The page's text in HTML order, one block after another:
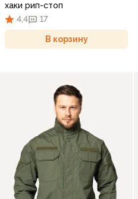
хаки рип-стоп
4,4
17
В корзину